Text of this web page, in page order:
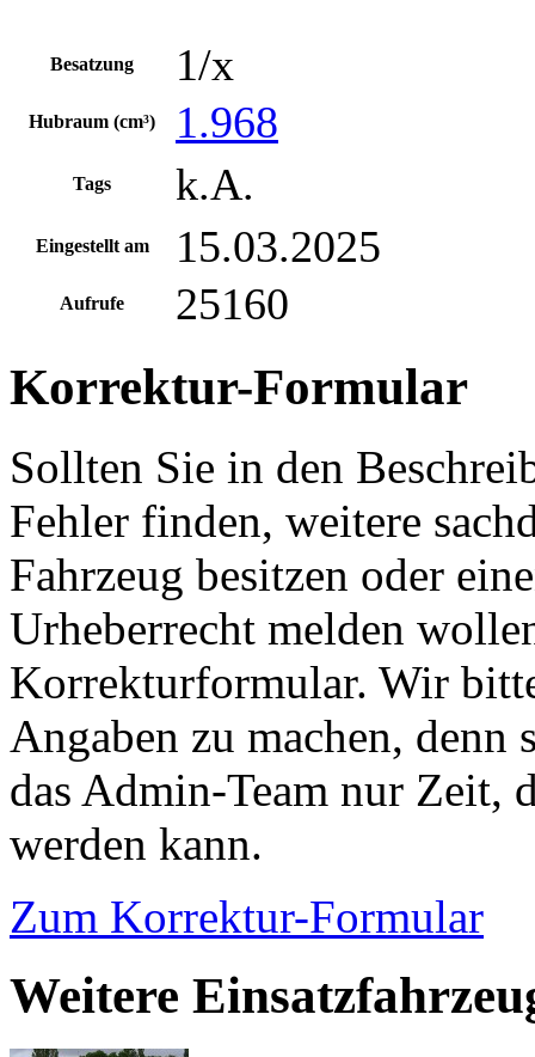
Besatzung 1/x
Hubraum (cm³) 1.968
Tags k.A.
Eingestellt am 15.03.2025
Aufrufe 25160
Korrektur-Formular
Sollten Sie in den
Fehler finden, weitere
Fahrzeug besitzen oder
Urheberrecht melden
Korrekturformular. Wir
Angaben zu machen,
das Admin-Team nur Zeit,
werden kann.
Zum Korrektur-Formular
Weitere